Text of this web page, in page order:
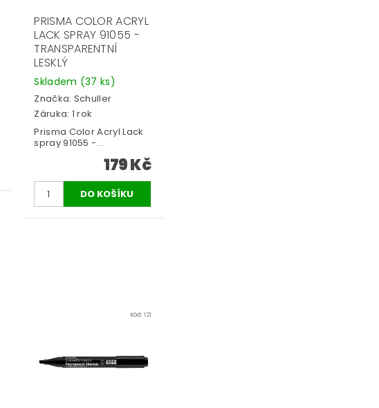
PRISMA COLOR ACRYL
LACK SPRAY 91055 -
TRANSPARENTNÍ
LESKLÝ
Skladem (37 ks)
Značka: Schuller
Záruka: 1 rok
Prisma Color Acryl Lack
spray 91055 -...
179 Kč
Kód:121